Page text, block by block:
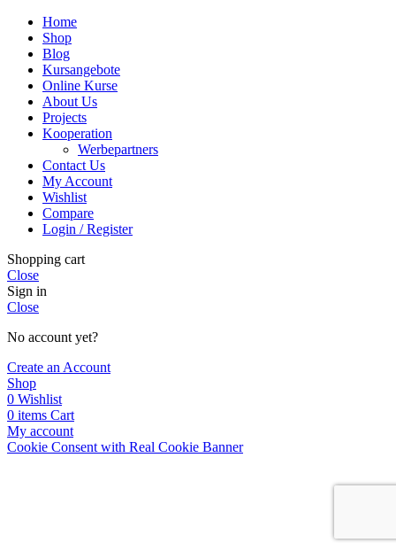
Home
Shop
Blog
Kursangebote
Online Kurse
About Us
Projects
Kooperation
Werbepartners
Contact Us
My Account
Wishlist
Compare
Login / Register
Shopping cart
Close
Sign in
Close
No account yet?
Create an Account
Shop
0 Wishlist
0 items Cart
My account
Cookie Consent with Real Cookie Banner